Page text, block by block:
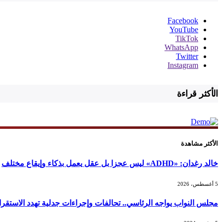
Facebook
YouTube
TikTok
WhatsApp
Twitter
Instagram
الأكثر قراءة
الأكثر مشاهدة
خالد رغدان: «ADHD» ليس عجزا بل عقل يعمل بذكاء وإيقاع مختلف
5 أغسطس، 2026
مجلس النواب يواجه الرئاسي.. تحالفات وإجراءات جدلية تهدد